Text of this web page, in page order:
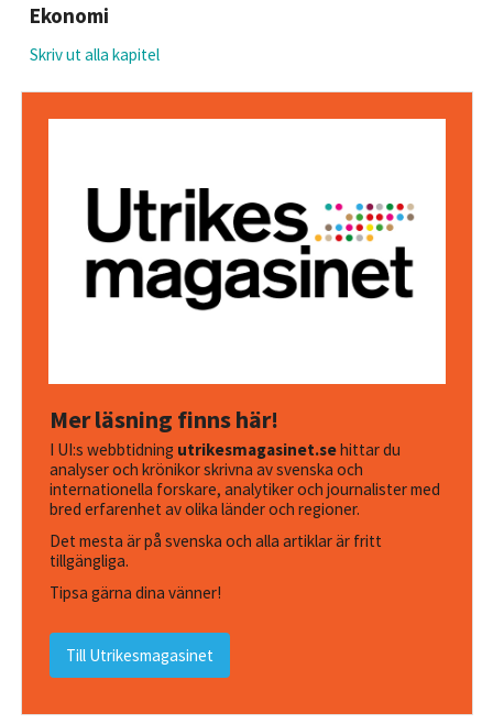
Ekonomi
Skriv ut alla kapitel
Mer läsning finns här!
I UI:s webbtidning utrikesmagasinet.sehittar du
analyser och krönikor skrivna av svenska och
internationella forskare, analytiker och journalister med
bred erfarenhet av olika länder och regioner.
Det mesta är på svenska och alla artiklar är fritt
tillgängliga.
Tipsa gärna dina vänner!
Till Utrikesmagasinet